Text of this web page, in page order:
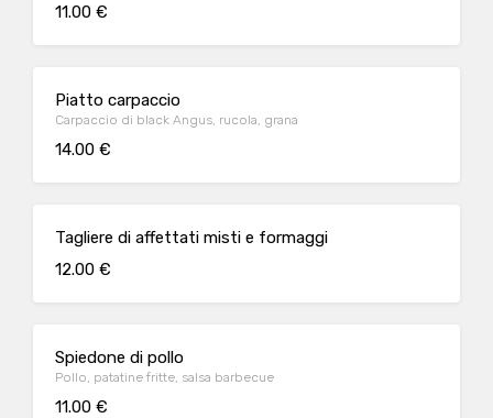
11.00 €
Piatto carpaccio
Carpaccio di black Angus, rucola, grana
14.00 €
Tagliere di affettati misti e formaggi
12.00 €
Spiedone di pollo
Pollo, patatine fritte, salsa barbecue
11.00 €